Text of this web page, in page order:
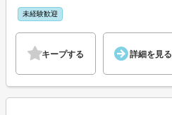
未経験歓迎
キープする 詳細を見る